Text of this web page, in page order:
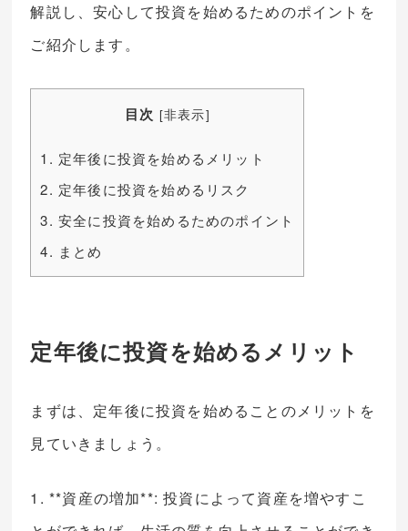
解説し、安心して投資を始めるためのポイントを
ご紹介します。
目次 [非表示]
1. 定年後に投資を始めるメリット
2. 定年後に投資を始めるリスク
3. 安全に投資を始めるためのポイント
4. まとめ
定年後に投資を始めるメリット
まずは、定年後に投資を始めることのメリットを
見ていきましょう。
1. **資産の増加**: 投資によって資産を増やすこ